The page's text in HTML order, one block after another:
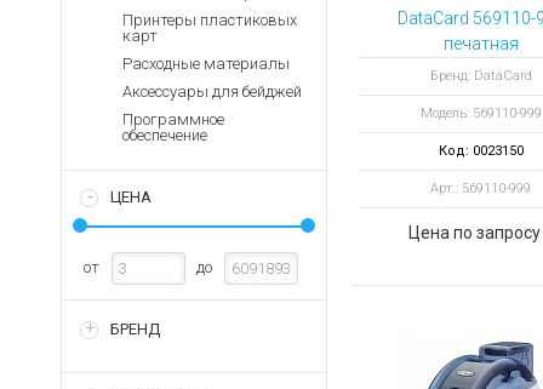
Запасные
Терминалы
оплаты
Зарядные устройства
Архивные товары
Принтеры пластиковых
карт
Расходные материалы
Аксессуары для бейджей
Программное
обеспечение
ЦЕНА
от до
БРЕНД
DataCard 569110-
печатная
термоголовка
SP75 PLus, CP60
Бренд: DataCard
Модель: 569110-999
Код: 0023150
Арт.: 569110-999
Цена по запросу